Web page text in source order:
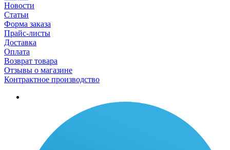
Новости
Статьи
Форма заказа
Прайс-листы
Доставка
Оплата
Возврат товара
Отзывы о магазине
Контрактное производство